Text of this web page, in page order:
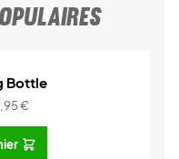
Bottle
€